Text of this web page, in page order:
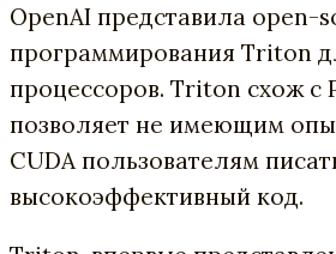
OpenAI представила open-
программирования Triton
процессоров. Triton схож с
позволяет не имеющим
CUDA пользователям
высокоэффективный код.